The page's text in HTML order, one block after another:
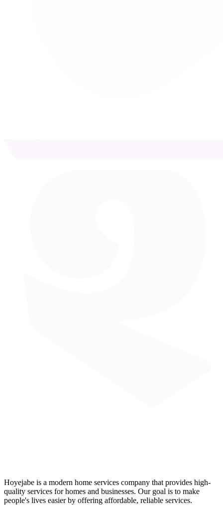
Hoyejabe is a modern home services company that provides high-
quality services for homes and businesses. Our goal is to make
people's lives easier by offering affordable, reliable services.